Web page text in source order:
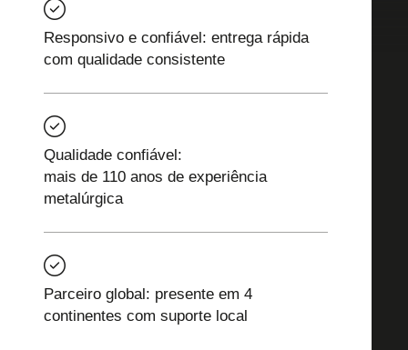
Responsivo e confiável: entrega rápida
com qualidade consistente
Qualidade confiável:
mais de 110 anos de experiência
metalúrgica
Parceiro global: presente em 4
continentes com suporte local